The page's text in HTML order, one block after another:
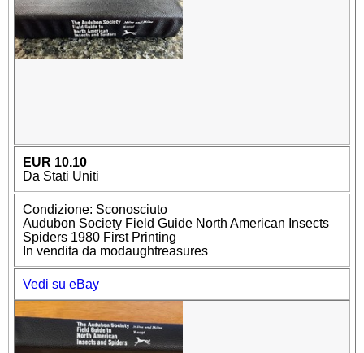
EUR 10.10
Da Stati Uniti
Condizione: Sconosciuto
Audubon Society Field Guide North American Insects
Spiders 1980 First Printing
In vendita da modaughtreasures
Vedi su eBay